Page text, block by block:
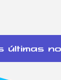
últimas